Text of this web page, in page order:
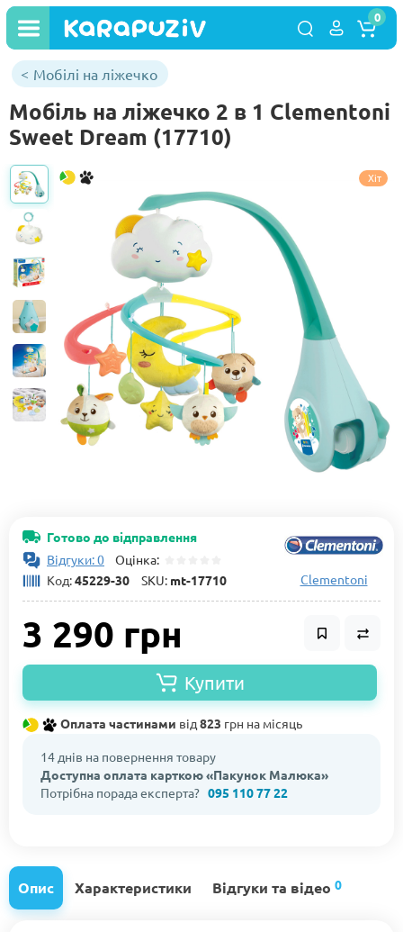
0
Мобілі на ліжечко
Мобіль на ліжечко 2 в 1 Clementoni
Sweet Dream (17710)
Хіт
Готово до відправлення
Відгуки: 0 Оцінка:
Код:45229-30 SKU: mt-17710 Clementoni
3 290 грн
Купити
Оплата частинами від823 грн на місяць
14 днів на повернення товару
Доступна оплата карткою «Пакунок Малюка»
Потрібна порада експерта? 095 110 77 22
Опис Характеристики Відгуки та відео 0